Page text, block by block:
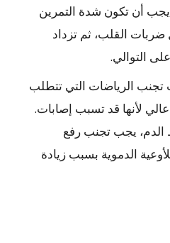
يجب أن تكون شدة التمرين
ضربات القلب، ثم تزداد
تجنب الرياضات التي تتطلب
لأنها قد تسبب إصابات.
يجب تجنب رفع
الدموية بسبب زيادة